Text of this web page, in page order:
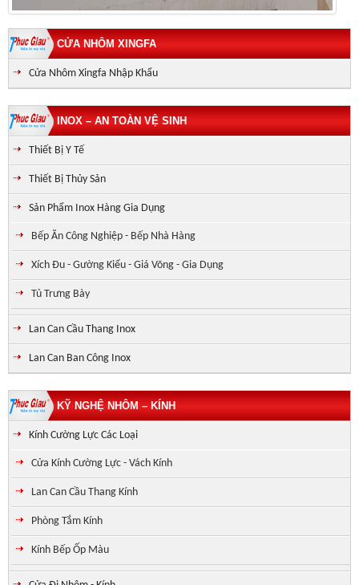
CỬA NHÔM XINGFA
Cửa Nhôm Xingfa Nhập Khẩu
INOX – AN TOÀN VỆ SINH
Thiết Bị Y Tế
Thiết Bị Thủy Sản
Sản Phẩm Inox Hàng Gia Dụng
Bếp Ăn Công Nghiệp - Bếp Nhà Hàng
Xích Đu - Gường Kiểu - Giá Võng - Gia Dụng
Tủ Trưng Bày
Lan Can Cầu Thang Inox
Lan Can Ban Công Inox
KỸ NGHỆ NHÔM – KÍNH
Kính Cường Lực Các Loại
Cửa Kính Cường Lực - Vách Kính
Lan Can Cầu Thang Kính
Phòng Tắm Kính
Kính Bếp Ốp Màu